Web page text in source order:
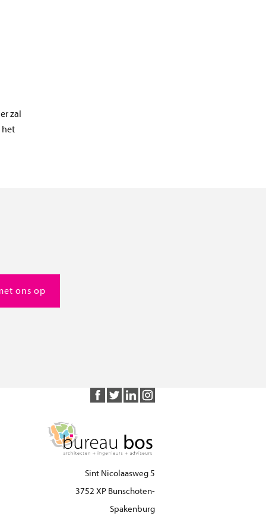
zal
het
ons op
Sint Nicolaasweg 5
3752 XP Bunschoten-
Spakenburg